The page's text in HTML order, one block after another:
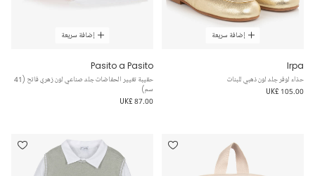
إضافة سريعة
Irpa
حذاء لوفر جلد لون ذهبي للبنات
UK£ 105.00
إضافة سريعة
Pasito a Pasito
حقيبة تغيير الحفاضات جلد صناعي لون زهري فاتح (41
سم)
UK£ 87.00